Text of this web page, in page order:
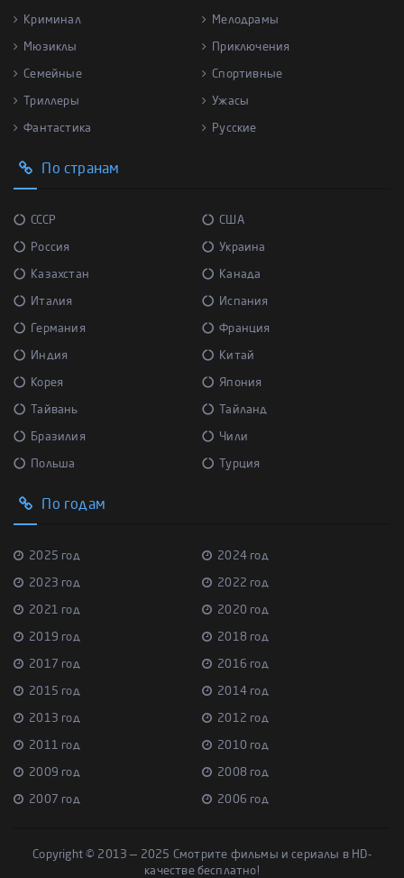
Криминал Мелодрамы
Мюзиклы Приключения
Семейные Спортивные
Триллеры Ужасы
Фантастика Русские
По странам
СССР США
Россия Украина
Казахстан Канада
Италия Испания
Германия Франция
Индия Китай
Корея Япония
Тайвань Тайланд
Бразилия Чили
Польша Турция
По годам
2025 год 2024 год
2023 год 2022 год
2021 год 2020 год
2019 год 2018 год
2017 год 2016 год
2015 год 2014 год
2013 год 2012 год
2011 год 2010 год
2009 год 2008 год
2007 год 2006 год
Copyright © 2013 — 2025 Смотрите фильмы и сериалы в HD-
качестве бесплатно!